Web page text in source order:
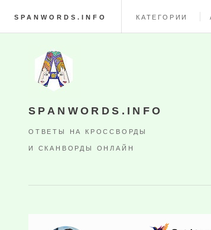
SPANWORDS.INFO КАТЕГОРИИ
SPANWORDS.INFO
ОТВЕТЫ НА КРОССВОРДЫ
И СКАНВОРДЫ ОНЛАЙН